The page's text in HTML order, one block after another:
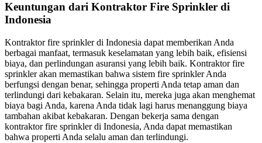
Keuntungan dari Kontraktor Fire Sprinkler di
Indonesia
Kontraktor fire sprinkler di Indonesia dapat memberikan Anda
berbagai manfaat, termasuk keselamatan yang lebih baik, efisiensi
biaya, dan perlindungan asuransi yang lebih baik. Kontraktor fire
sprinkler akan memastikan bahwa sistem fire sprinkler Anda
berfungsi dengan benar, sehingga properti Anda tetap aman dan
terlindungi dari kebakaran. Selain itu, mereka juga akan menghemat
biaya bagi Anda, karena Anda tidak lagi harus menanggung biaya
tambahan akibat kebakaran. Dengan bekerja sama dengan
kontraktor fire sprinkler di Indonesia, Anda dapat memastikan
bahwa properti Anda selalu aman dan terlindungi.